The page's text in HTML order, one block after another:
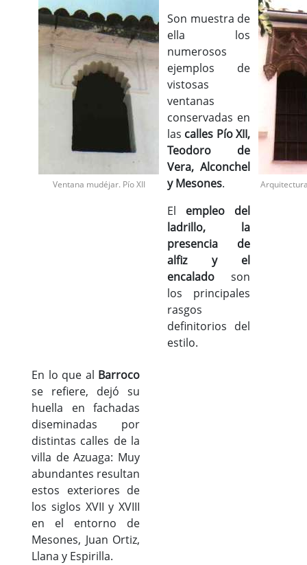
Ventana mudéjar. Pío XII
Son muestra de
ella los
numerosos
ejemplos de
vistosas
ventanas
conservadas en
las calles Pío XII,
Teodoro de
Vera, Alconchel
y Mesones.
El empleo del
ladrillo, la
presencia de
alfiz y el
encalado son
los principales
rasgos
definitorios del
estilo.
En lo que al Barroco
se refiere, dejó su
huella en fachadas
diseminadas por
distintas calles de la
villa de Azuaga: Muy
abundantes resultan
estos exteriores de
los siglos XVII y XVIII
en el entorno de
Mesones, Juan Ortiz,
Llana y Espirilla.